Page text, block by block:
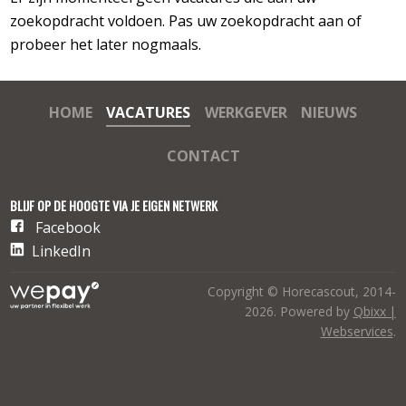
zoekopdracht voldoen. Pas uw zoekopdracht aan of
probeer het later nogmaals.
HOME VACATURES WERKGEVER NIEUWS
CONTACT
BLIJF OP DE HOOGTE VIA JE EIGEN NETWERK
Facebook
LinkedIn
Copyright © Horecascout, 2014-
2026. Powered by Qbixx |
Webservices.